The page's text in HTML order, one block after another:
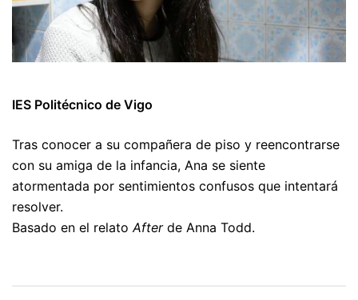
IES Politécnico de Vigo
Tras conocer a su compañera de piso y reencontrarse
con su amiga de la infancia, Ana se siente
atormentada por sentimientos confusos que intentará
resolver.
Basado en el relatoAfterde Anna Todd.